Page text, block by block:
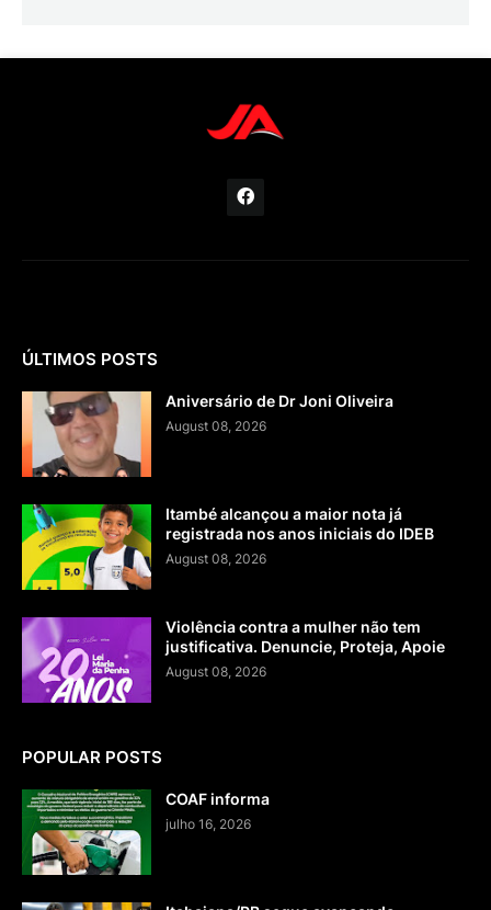
ÚLTIMOS POSTS
Aniversário de Dr Joni Oliveira
August 08, 2026
Itambé alcançou a maior nota já
registrada nos anos iniciais do IDEB
August 08, 2026
Violência contra a mulher não tem
justificativa. Denuncie, Proteja, Apoie
August 08, 2026
POPULAR POSTS
COAF informa
julho 16, 2026